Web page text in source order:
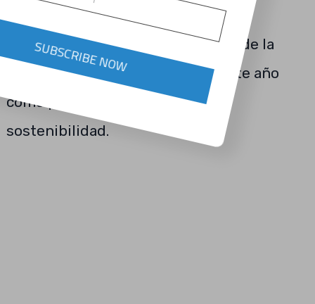
se unirá a la línea de versiones sin
animales de sus icónicos zapatos de la
marca, lanzada a principios de este año
como parte de su iniciativa de
sostenibilidad.
SUBSCRIBE NOW